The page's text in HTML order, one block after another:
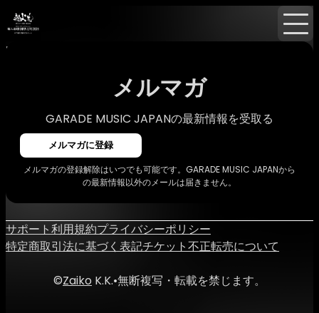
Home
メルマガ
GARADE MUSIC JAPANの最新情報を受取る
メルマガに登録
メルマガの登録解除はいつでも可能です。GARADE MUSIC JAPANから
の最新情報以外のメールは届きません。
サポート利用規約プライバシーポリシー
特定商取引法に基づく表記チケット不正転売について
©Zaiko K.K.•無断複写・転載を禁じます。